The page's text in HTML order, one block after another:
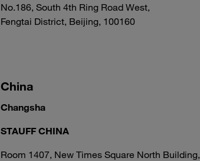
No.186, South 4th Ring Road West,
Fengtai District, Beijing, 100160
China
Changsha
STAUFF CHINA
Room 1407, New Times Square North Building,